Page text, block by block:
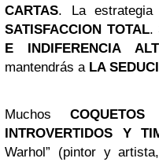
CARTAS. La
SATISFACCION TOTAL.
E INDIFERENCIA
mantendrás a LA
Muchos COQUETOS
INTROVERTIDOS Y
Warhol” (pintor y